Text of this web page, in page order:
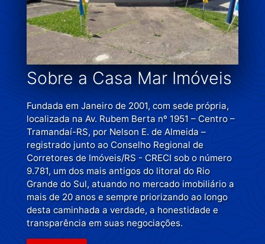
Sobre a Casa Mar Imóveis
Fundada em Janeiro de 2001, com sede própria,
localizada na Av. Rubem Berta nº 1951 – Centro –
Tramandaí-RS, por Nelson E. de Almeida –
registrado junto ao Conselho Regional de
Corretores de Imóveis/RS - CRECI sob o número
9.781, um dos mais antigos do litoral do Rio
Grande do Sul, atuando no mercado imobiliário a
mais de 20 anos e sempre priorizando ao longo
desta caminhada a verdade, a honestidade e
transparência em suas negociações.